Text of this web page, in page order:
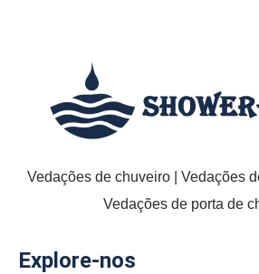
Vedações de chuveiro | Vedações
Vedações de porta de
Explore-nos